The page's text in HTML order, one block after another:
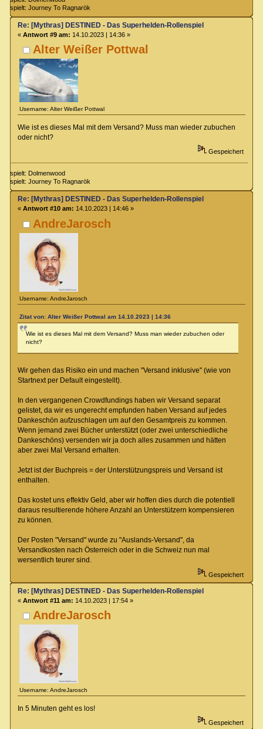
spielt: Journey To Ragnarök
Alter Weißer Pottwal
Username: Alter Weißer Pottwal
Re: [Mythras] DESTINED - Das Superhelden-Rollenspiel
« Antwort #9 am: 14.10.2023 | 14:36 »
Wie ist es dieses Mal mit dem Versand? Muss man wieder zubuchen
oder nicht?
Gespeichert
spielt: Dolmenwood
spielt: Journey To Ragnarök
AndreJarosch
Username: AndreJarosch
Re: [Mythras] DESTINED - Das Superhelden-Rollenspiel
« Antwort #10 am: 14.10.2023 | 14:46 »
Zitat von: Alter Weißer Pottwal am 14.10.2023 | 14:36
Wie ist es dieses Mal mit dem Versand? Muss man wieder zubuchen oder
nicht?
Wir gehen das Risiko ein und machen "Versand inklusive" (wie von
Startnext per Default eingestellt).
In den vergangenen Crowdfundings haben wir Versand separat
gelistet, da wir es ungerecht empfunden haben Versand auf jedes
Dankeschön aufzuschlagen um auf den Gesamtpreis zu kommen.
Wenn jemand zwei Bücher unterstützt (oder zwei unterschiedliche
Dankeschöns) versenden wir ja doch alles zusammen und hätten
aber zwei Mal Versand erhalten.
Jetzt ist der Buchpreis = der Unterstützungspreis und Versand ist
enthalten.
Das kostet uns effektiv Geld, aber wir hoffen dies durch die potentiell
daraus resultierende höhere Anzahl an Unterstützern kompensieren
zu können.
Der Posten "Versand" wurde zu "Auslands-Versand", da
Versandkosten nach Österreich oder in die Schweiz nun mal
wersentlich teurer sind.
Gespeichert
AndreJarosch
Username: AndreJarosch
Re: [Mythras] DESTINED - Das Superhelden-Rollenspiel
« Antwort #11 am: 14.10.2023 | 17:54 »
In 5 Minuten geht es los!
Gespeichert